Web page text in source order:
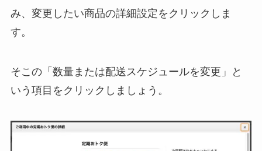
み、変更したい商品の詳細設定をクリックしま
す。
そこの「数量または配送スケジュールを変更」と
いう項目をクリックしましょう。